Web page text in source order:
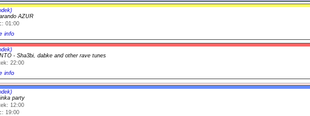
AZUR
01:00
info
- Sha3bi, dabke and other rave tunes
22:00
info
party
12:00
19:00